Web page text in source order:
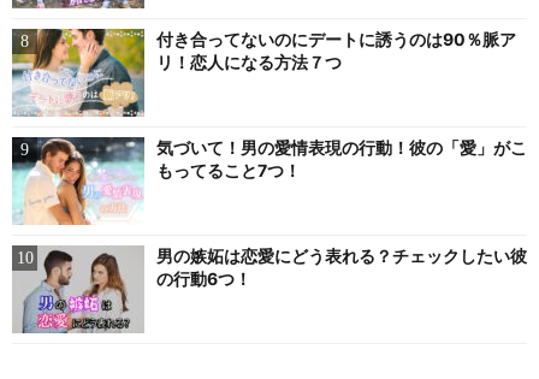
付き合ってないのにデートに誘うのは90％脈ア
リ！恋人になる方法７つ
気づいて！男の愛情表現の行動！彼の「愛」がこ
もってること7つ！
男の嫉妬は恋愛にどう表れる？チェックしたい彼
の行動6つ！